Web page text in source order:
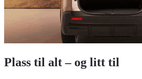
Plass til alt – og litt til